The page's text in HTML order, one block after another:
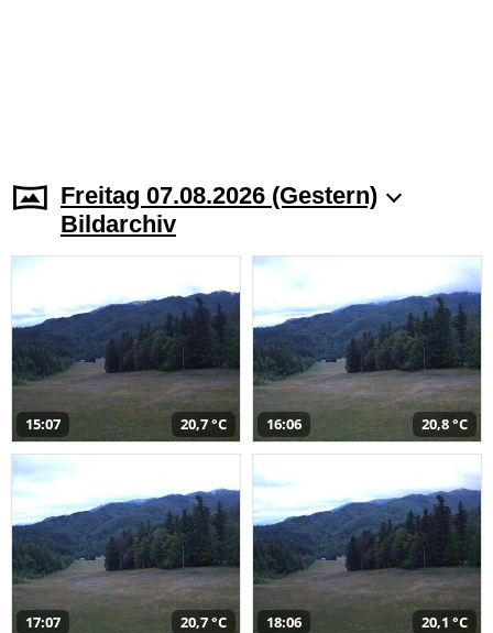
Freitag 07.08.2026 (Gestern)
Bildarchiv
15:07 20,7 °C 16:06 20,8 °C
17:07 20,7 °C 18:06 20,1 °C